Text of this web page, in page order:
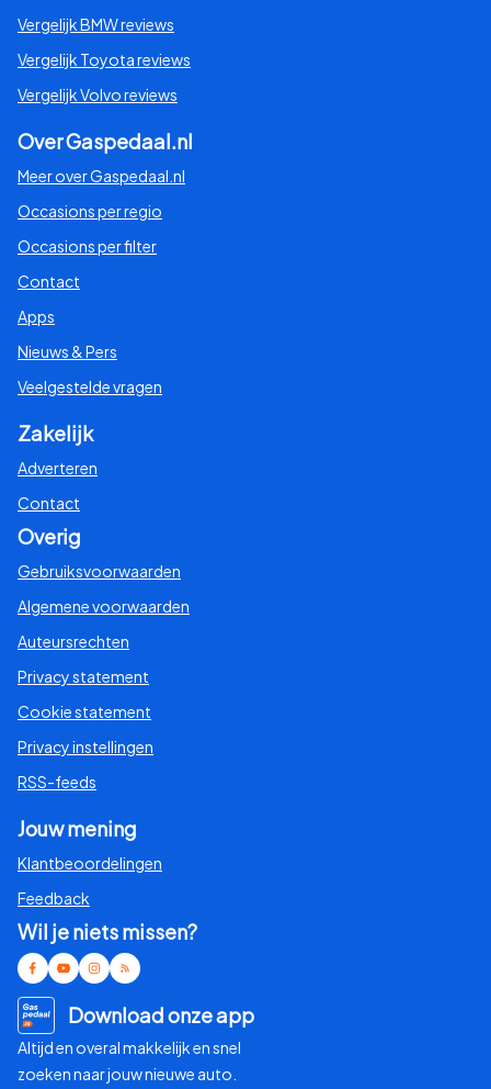
Vergelijk BMW reviews
Vergelijk Toyota reviews
Vergelijk Volvo reviews
Over Gaspedaal.nl
Meer over Gaspedaal.nl
Occasions per regio
Occasions per filter
Contact
Apps
Nieuws & Pers
Veelgestelde vragen
Zakelijk
Adverteren
Contact
Overig
Gebruiksvoorwaarden
Algemene voorwaarden
Auteursrechten
Privacy statement
Cookie statement
Privacy instellingen
RSS-feeds
Jouw mening
Klantbeoordelingen
Feedback
Wil je niets missen?
Download onze app
Altijd en overal makkelijk en snel
zoeken naar jouw nieuwe auto.